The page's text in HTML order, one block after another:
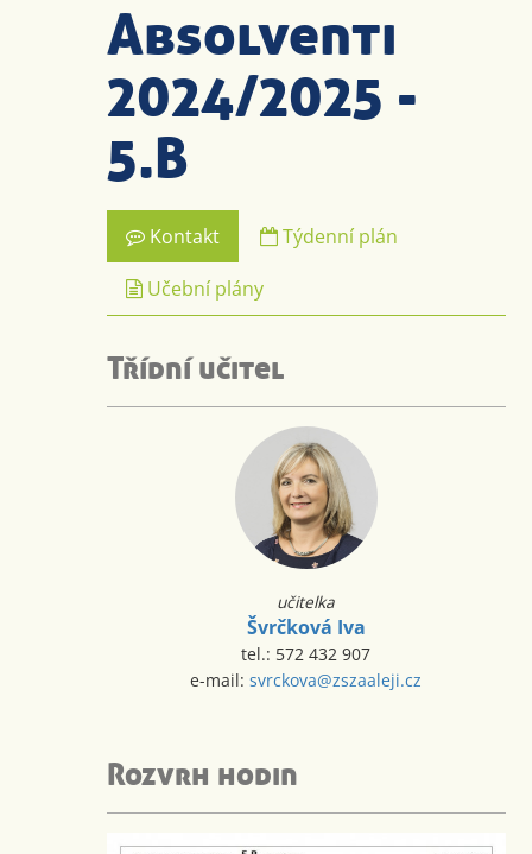
Absolventi
2024/2025 -
5.B
Kontakt
Týdenní plán
Učební plány
Třídní učitel
učitelka
Švrčková Iva
tel.: 572 432 907
e-mail:svrckova@zszaaleji.cz
Rozvrh hodin